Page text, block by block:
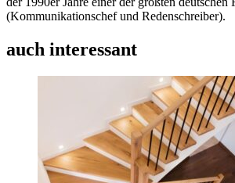
(Kommunikationschef und Redenschreiber).
auch interessant